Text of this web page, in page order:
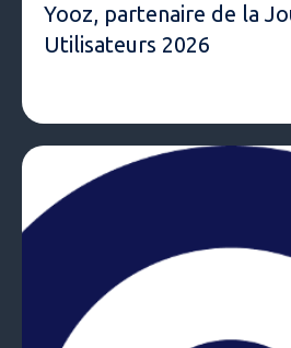
Yooz, partenaire de la
Utilisateurs 2026